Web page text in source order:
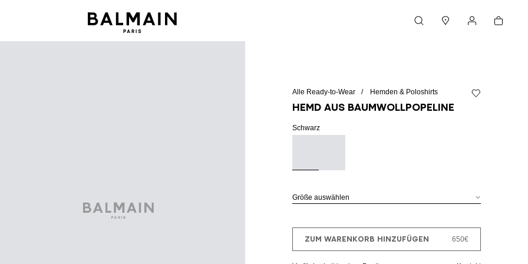
Warenkorb
Alle Ready-to-Wear Hemden & Poloshirts
Hemd aus Baumwollpopeline
Schwarz
Größe auswählen
ZUM WARENKORB HINZUFÜGEN 650€